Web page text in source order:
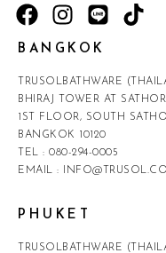
BANGKOK
TRUSOLBATHWARE
BHIRAJ TOWER AT
1ST FLOOR, SOUTH
BANGKOK 10120
TEL : 080-294-0005
EMAIL :
INFO@TRUSOL.CO
PHUKET
TRUSOLBATHWARE